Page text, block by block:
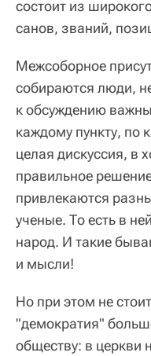
состоит из
санов, званий,
Межсоборное
собираются люди,
к обсуждению
каждому пункту, по
целая дискуссия, в
правильное
привлекаются
ученые. То есть в
народ. И такие
и мысли!
Но при этом не
"демократия"
обществу: в церкви